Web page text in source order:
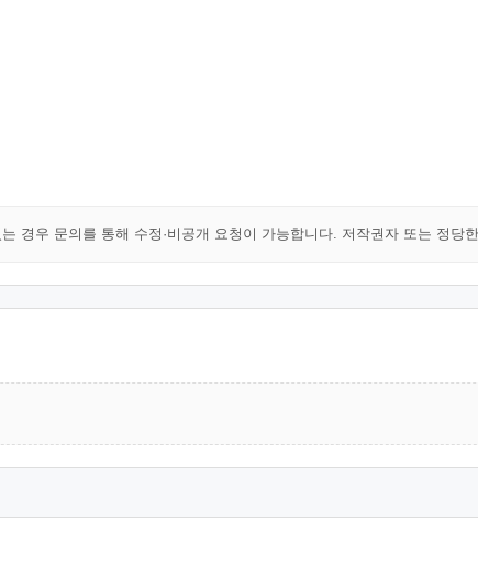
경우 문의를 통해 수정·비공개 요청이 가능합니다. 저작권자 또는 정당